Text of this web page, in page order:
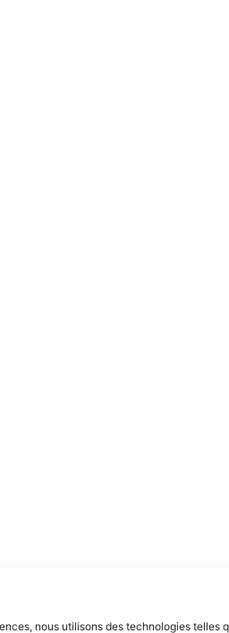
nous utilisons des technologies